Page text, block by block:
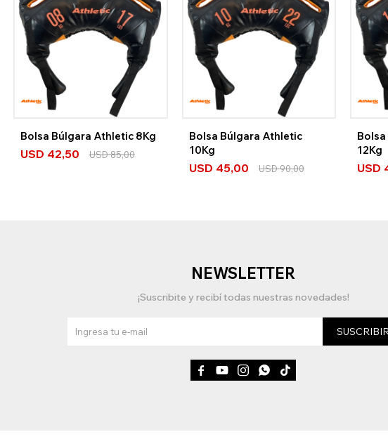
Bolsa Búlgara Athletic 8Kg
USD 42,50 USD85,00
Bolsa Búlgara Athletic
10Kg
USD 45,00 USD90,00
12Kg
USD
NEWSLETTER
¡Suscribite y recibí todas nuestras novedades!
    